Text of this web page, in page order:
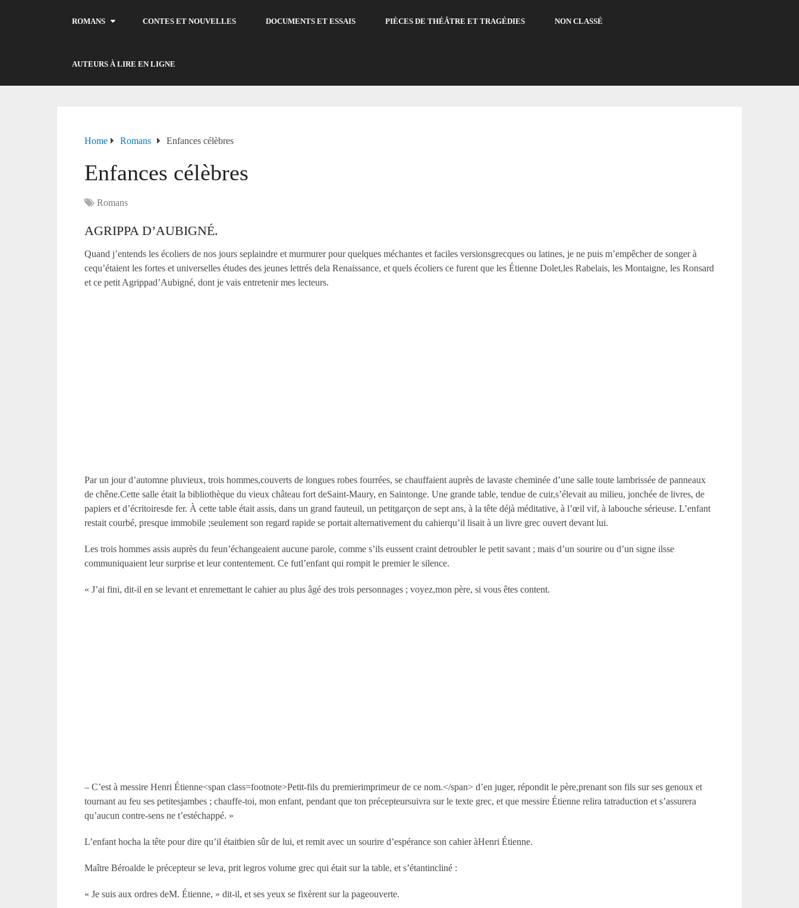
ROMANS CONTES ET NOUVELLES DOCUMENTS ET ESSAIS PIÈCES DE THÉÂTRE ET TRAGÉDIES NON CLASSÉ
AUTEURS À LIRE EN LIGNE
Home Romans Enfances célèbres
Enfances célèbres
Romans
AGRIPPA D’AUBIGNÉ.
Quand j’entends les écoliers de nos jours seplaindre et murmurer pour quelques méchantes et faciles versionsgrecques ou latines, je ne puis m’empêcher de songer à
cequ’étaient les fortes et universelles études des jeunes lettrés dela Renaissance, et quels écoliers ce furent que les Étienne Dolet,les Rabelais, les Montaigne, les Ronsard
et ce petit Agrippad’Aubigné, dont je vais entretenir mes lecteurs.
Par un jour d’automne pluvieux, trois hommes,couverts de longues robes fourrées, se chauffaient auprès de lavaste cheminée d’une salle toute lambrissée de panneaux
de chêne.Cette salle était la bibliothèque du vieux château fort deSaint-Maury, en Saintonge. Une grande table, tendue de cuir,s’élevait au milieu, jonchée de livres, de
papiers et d’écritoiresde fer. À cette table était assis, dans un grand fauteuil, un petitgarçon de sept ans, à la tête déjà méditative, à l’œil vif, à labouche sérieuse. L’enfant
restait courbé, presque immobile ;seulement son regard rapide se portait alternativement du cahierqu’il lisait à un livre grec ouvert devant lui.
Les trois hommes assis auprès du feun’échangeaient aucune parole, comme s’ils eussent craint detroubler le petit savant ; mais d’un sourire ou d’un signe ilsse
communiquaient leur surprise et leur contentement. Ce futl’enfant qui rompit le premier le silence.
« J’ai fini, dit-il en se levant et enremettant le cahier au plus âgé des trois personnages ; voyez,mon père, si vous êtes content.
– C’est à messire Henri Étienne<span class=footnote>Petit-fils du premierimprimeur de ce nom.</span> d’en juger, répondit le père,prenant son fils sur ses genoux et
tournant au feu ses petitesjambes ; chauffe-toi, mon enfant, pendant que ton précepteursuivra sur le texte grec, et que messire Étienne relira tatraduction et s’assurera
qu’aucun contre-sens ne t’estéchappé. »
L’enfant hocha la tête pour dire qu’il étaitbien sûr de lui, et remit avec un sourire d’espérance son cahier àHenri Étienne.
Maître Béroalde le précepteur se leva, prit legros volume grec qui était sur la table, et s’étantincliné :
« Je suis aux ordres deM. Étienne, » dit-il, et ses yeux se fixèrent sur la pageouverte.